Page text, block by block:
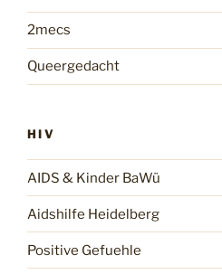
2mecs
Queergedacht
HIV
AIDS & Kinder BaWü
Aidshilfe Heidelberg
Positive Gefuehle